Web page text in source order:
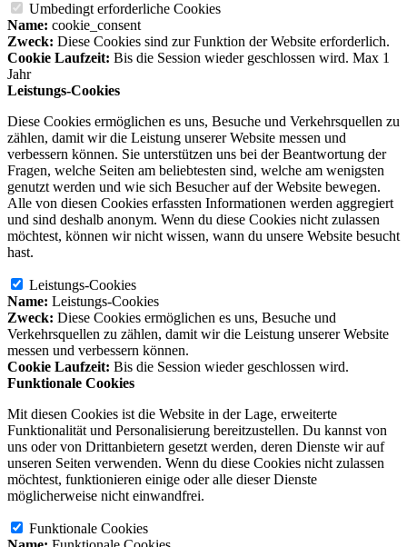
Umbedingt erforderliche Cookies
Name: cookie_consent
Zweck: Diese Cookies sind zur Funktion der Website erforderlich.
Cookie Laufzeit: Bis die Session wieder geschlossen wird. Max 1
Jahr
Leistungs-Cookies
Diese Cookies ermöglichen es uns, Besuche und Verkehrsquellen zu
zählen, damit wir die Leistung unserer Website messen und
verbessern können. Sie unterstützen uns bei der Beantwortung der
Fragen, welche Seiten am beliebtesten sind, welche am wenigsten
genutzt werden und wie sich Besucher auf der Website bewegen.
Alle von diesen Cookies erfassten Informationen werden aggregiert
und sind deshalb anonym. Wenn du diese Cookies nicht zulassen
möchtest, können wir nicht wissen, wann du unsere Website besucht
hast.
Leistungs-Cookies
Name: Leistungs-Cookies
Zweck: Diese Cookies ermöglichen es uns, Besuche und
Verkehrsquellen zu zählen, damit wir die Leistung unserer Website
messen und verbessern können.
Cookie Laufzeit: Bis die Session wieder geschlossen wird.
Funktionale Cookies
Mit diesen Cookies ist die Website in der Lage, erweiterte
Funktionalität und Personalisierung bereitzustellen. Du kannst von
uns oder von Drittanbietern gesetzt werden, deren Dienste wir auf
unseren Seiten verwenden. Wenn du diese Cookies nicht zulassen
möchtest, funktionieren einige oder alle dieser Dienste
möglicherweise nicht einwandfrei.
Funktionale Cookies